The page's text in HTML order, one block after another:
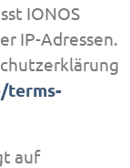
IONOS
IP-Adressen.
terms-
auf